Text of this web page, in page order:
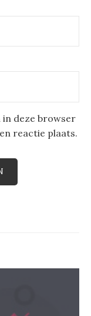
in deze browser
reactie plaats.